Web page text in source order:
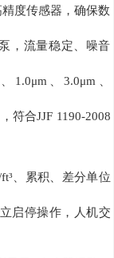
度传感器，确保数
，流量稳定、噪音
1.0μm 、3.0μm
，符合JJF 1190-2008
ft³ 、累积、差分单位
启停操作，人机交